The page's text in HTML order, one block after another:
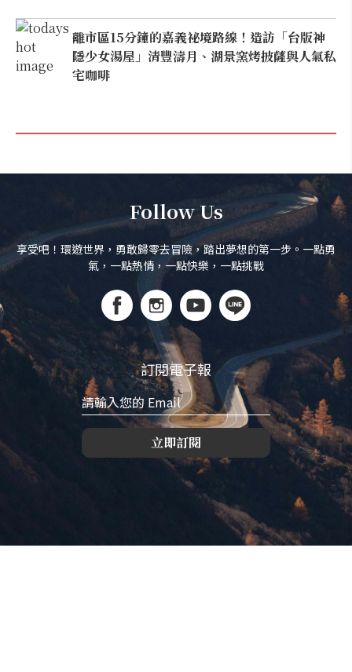
離市區15分鐘的嘉義祕境路線！造訪「台版神
隱少女湯屋」清豐濤月、湖景窯烤披薩與人氣私
宅咖啡
Follow Us
享受吧！環遊世界，勇敢歸零去冒險，踏出夢想的第一步。一點勇
氣，一點熱情，一點快樂，一點挑戰
訂閱電子報
立即訂閱